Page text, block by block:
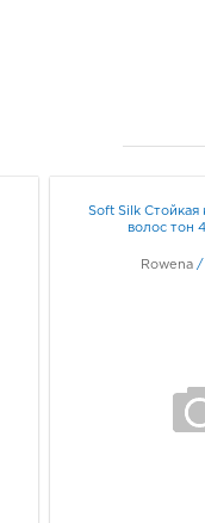
Soft Silk Стойкая
волос тон
Rowena /